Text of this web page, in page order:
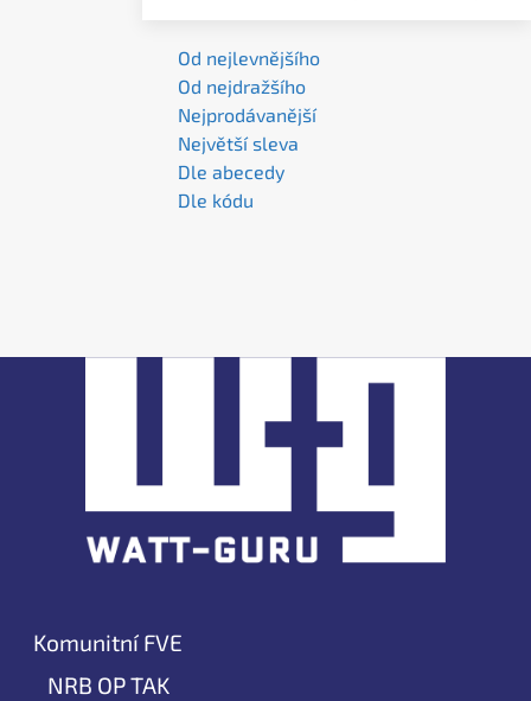
Od nejlevnějšího
Od nejdražšího
Nejprodávanější
Největší sleva
Dle abecedy
Dle kódu
Komunitní FVE
NRB OP TAK